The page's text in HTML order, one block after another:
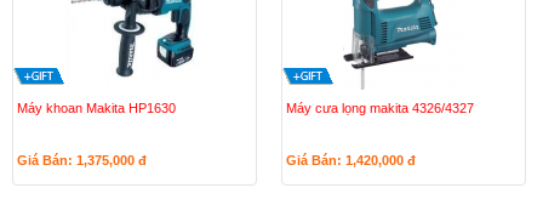
Máy khoan Makita HP1630
Giá Bán: 1,375,000 đ
Máy cưa lọng makita 4326/4327
Giá Bán: 1,420,000 đ